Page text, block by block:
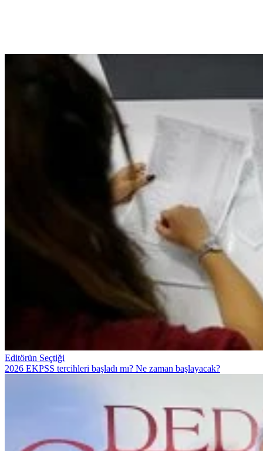
Editörün Seçtiği
2026 EKPSS tercihleri başladı mı? Ne zaman başlayacak?